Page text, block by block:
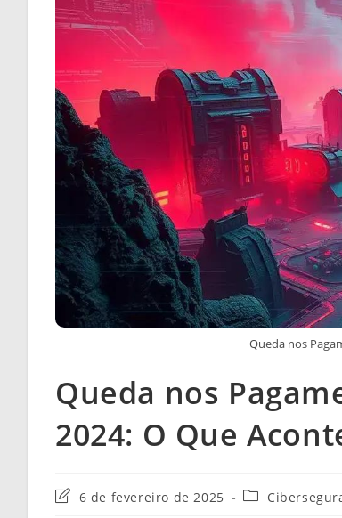
Queda nos
Queda nos
2024: O Que
Última6 de fevereiro de 2025
Categoria